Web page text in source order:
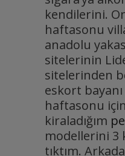
kendilerini.
haftasonu
anadolu
sitelerinin
sitelerinden
eskort
haftasonu
kiraladığım
modellerini 3
tıktım.